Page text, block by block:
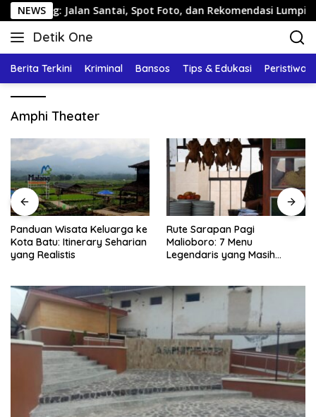
Langsung
ke
konten
NEWS
Jalan Santai, Spot Foto, dan Rekomendasi Lumpia
Detik One
Tajam
Fakta
Berita Terkini Kriminal Bansos Tips & Edukasi Peristiwa
Amphi Theater
Panduan Wisata Keluarga ke
Kota Batu: Itinerary Seharian
yang Realistis
Rute Sarapan Pagi
Malioboro: 7 Menu
Legendaris yang Masih